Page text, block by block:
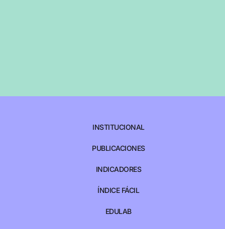
INSTITUCIONAL
PUBLICACIONES
INDICADORES
ÍNDICE FÁCIL
EDULAB